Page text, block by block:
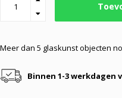
Meer dan 5 glaskunst objecten
Binnen 1-3 werkdagen